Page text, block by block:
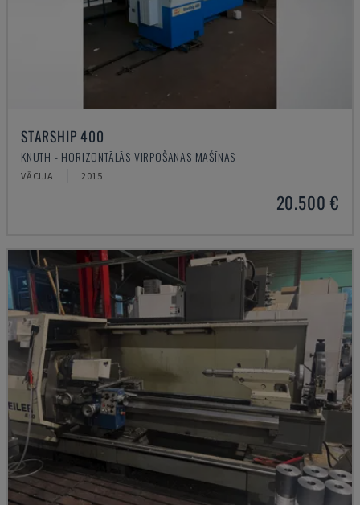
STARSHIP 400
KNUTH - HORIZONTĀLĀS VIRPOŠANAS MAŠĪNAS
VĀCIJA 2015
20.500 €